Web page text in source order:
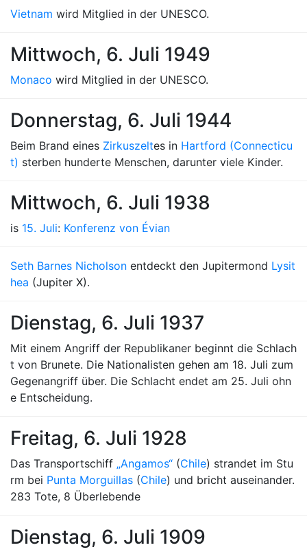
Vietnam wird Mitglied in der UNESCO.
Mittwoch, 6. Juli 1949
Monaco wird Mitglied in der UNESCO.
Donnerstag, 6. Juli 1944
Beim Brand eines Zirkuszeltes in Hartford (Connecticu
t) sterben hunderte Menschen, darunter viele Kinder.
Mittwoch, 6. Juli 1938
is 15. Juli: Konferenz von Évian
Seth Barnes Nicholson entdeckt den Jupitermond Lysit
hea (Jupiter X).
Dienstag, 6. Juli 1937
Mit einem Angriff der Republikaner beginnt die Schlach
t von Brunete. Die Nationalisten gehen am 18. Juli zum
Gegenangriff über. Die Schlacht endet am 25. Juli ohn
e Entscheidung.
Freitag, 6. Juli 1928
Das Transportschiff „Angamos“ (Chile) strandet im Stu
rm bei Punta Morguillas (Chile) und bricht auseinander.
283 Tote, 8 Überlebende
Dienstag, 6. Juli 1909